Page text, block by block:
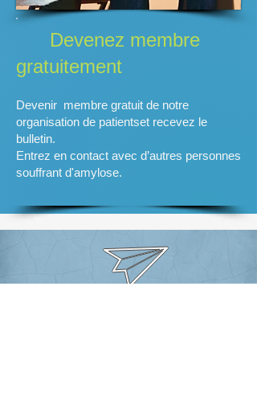
Devenez membre
gratuitement
Devenir membre gratuit de notre
organisation de patientset recevez le
bulletin.
Entrez en contact avec d’autres personnes
souffrant d'amylose.